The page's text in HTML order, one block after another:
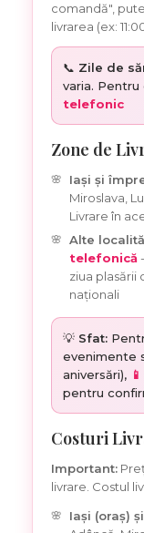
comandă",
livrarea (ex:
📞 Zile de
varia. Pentru
telefonic
Zone de
Iași și
Miroslava,
Livrare în
Alte
telefonică
ziua plasării
naționali
💡 Sfat:
evenimente
aniversări),
pentru
Costuri
Important:
livrare. Costul
Iași (oraș)